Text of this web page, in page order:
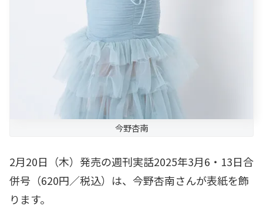
今野杏南
2月20日（木）発売の週刊実話2025年3月6・13日合
併号（620円／税込）は、今野杏南さんが表紙を飾
ります。